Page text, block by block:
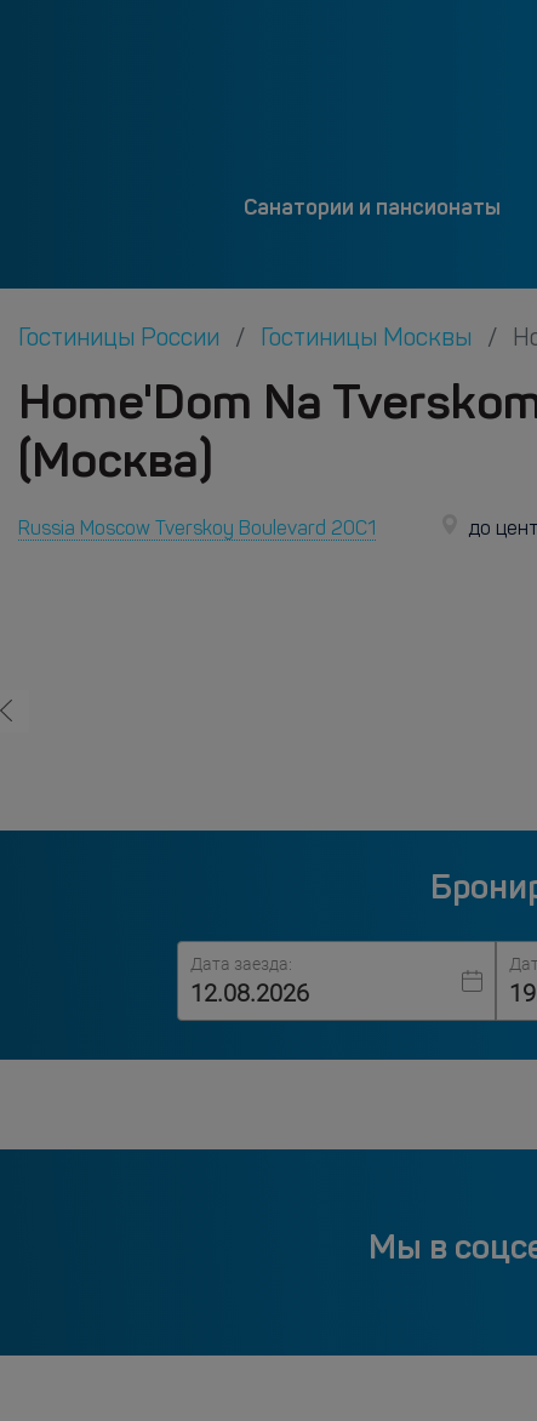
Санатории и пансионаты
Гостиницы России Гостиницы Москвы
Home'Dom Na
(Москва)
Russia Moscow Tverskoy Boulevard 20С1 до
Дата заезда:
Мы в